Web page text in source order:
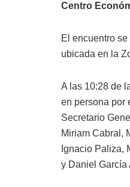
Centro
El encuentro
ubicada en la
A las 10:28 de
en persona por
Secretario
Miriam Cabral,
Ignacio Paliza,
y Daniel García